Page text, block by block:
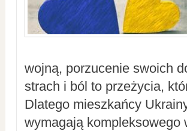
wojną, porzucenie swoich
strach i ból to przeżycia,
Dlatego mieszkańcy
wymagają kompleksowego